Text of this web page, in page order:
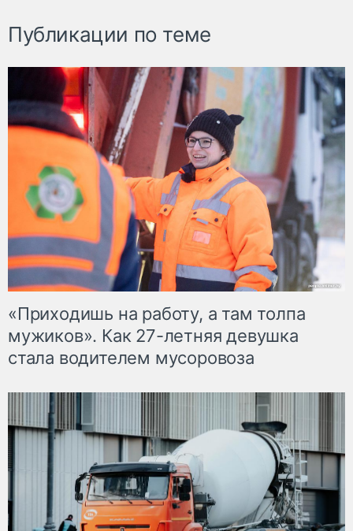
Публикации по теме
«Приходишь на работу, а там толпа
мужиков». Как 27-летняя девушка
стала водителем мусоровоза